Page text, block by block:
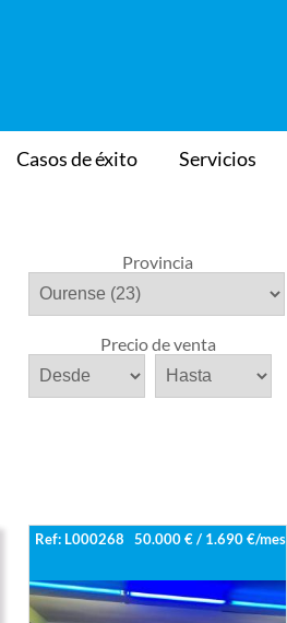
Casos de éxito Servicios
Provincia
Precio de venta
Ref: L000268 50.000 € / 1.690 €/mes